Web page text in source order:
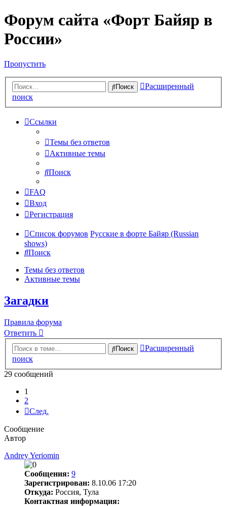
Форум сайта «Форт Байяр в
России»
Пропустить
Поиск
Расширенный
поиск
Ссылки
Темы без ответов
Активные темы
Поиск
FAQ
Вход
Регистрация
Список форумов Русские в форте Байяр (Russian
shows)
Поиск
Темы без ответов
Активные темы
Загадки
Правила форума
Ответить
Поиск
Расширенный
поиск
29 сообщений
1
2
След.
Сообщение
Автор
Andrey Yeriomin
Сообщения: 9
Зарегистрирован: 8.10.06 17:20
Откуда: Россия, Тула
Контактная информация: